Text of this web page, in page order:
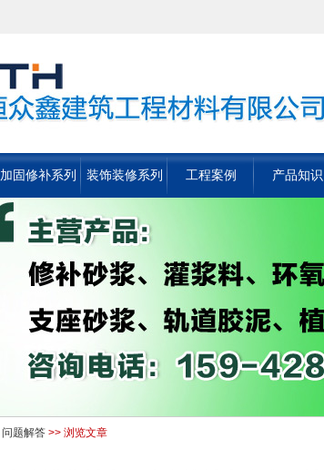
加固修补系列 装饰装修系列 工程案例 产品知识
问题解答 >> 浏览文章